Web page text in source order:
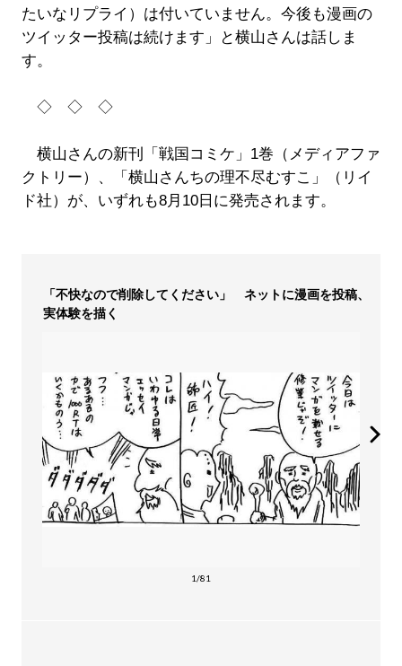
たいなリプライ）は付いていません。今後も漫画の
ツイッター投稿は続けます」と横山さんは話しま
す。
◇ ◇ ◇
横山さんの新刊「戦国コミケ」1巻（メディアファ
クトリー）、「横山さんちの理不尽むすこ」（リイ
ド社）が、いずれも8月10日に発売されます。
「不快なので削除してください」 ネットに漫画を投稿、
実体験を描く
1/81